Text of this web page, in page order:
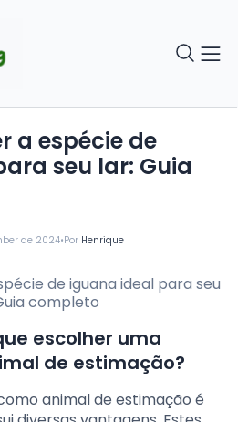
de 2024•Por Henrique
a espécie de
seu lar: Guia
escolher uma
de estimação?
animal de estimação é